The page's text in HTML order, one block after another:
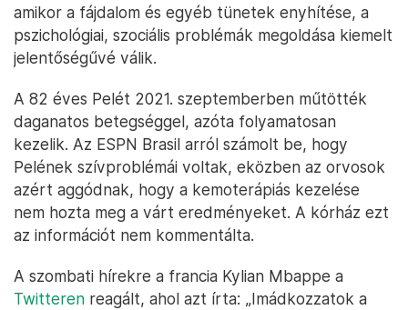
amikor a fájdalom és egyéb tünetek enyhítése, a
pszichológiai, szociális problémák megoldása kiemelt
jelentőségűvé válik.
A 82 éves Pelét 2021. szeptemberben műtötték
daganatos betegséggel, azóta folyamatosan
kezelik. Az ESPN Brasil arról számolt be, hogy
Pelének szívproblémái voltak, eközben az orvosok
azért aggódnak, hogy a kemoterápiás kezelése
nem hozta meg a várt eredményeket. A kórház ezt
az információt nem kommentálta.
A szombati hírekre a francia Kylian Mbappe a
Twitteren reagált, ahol azt írta: „Imádkozzatok a